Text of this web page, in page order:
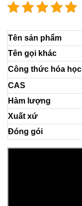
Tên sản phẩm
Tên gọi khác
Công thức hóa học
CAS
Hàm lượng
Xuất xứ
Đóng gói